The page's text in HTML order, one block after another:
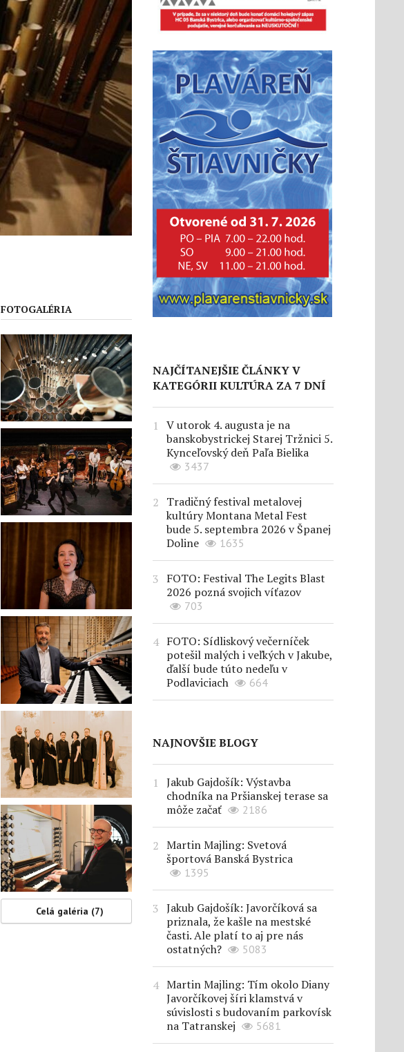
FOTOGALÉRIA
Celá galéria (7)
NAJČÍTANEJŠIE ČLÁNKY V
KATEGÓRII KULTÚRA ZA 7 DNÍ
V utorok 4. augusta je na
banskobystrickej Starej Tržnici 5.
Kynceľovský deň Paľa Bielika
3437
Tradičný festival metalovej
kultúry Montana Metal Fest
bude 5. septembra 2026 v Španej
Doline
1635
FOTO: Festival The Legits Blast
2026 pozná svojich víťazov
703
FOTO: Sídliskový večerníček
potešil malých i veľkých v Jakube,
ďalší bude túto nedeľu v
Podlaviciach
664
NAJNOVŠIE BLOGY
Jakub Gajdošík: Výstavba
chodníka na Pršianskej terase sa
môže začať
2186
Martin Majling: Svetová
športová Banská Bystrica
1395
Jakub Gajdošík: Javorčíková sa
priznala, že kašle na mestské
časti. Ale platí to aj pre nás
ostatných?
5083
Martin Majling: Tím okolo Diany
Javorčíkovej šíri klamstvá v
súvislosti s budovaním parkovísk
na Tatranskej
5681